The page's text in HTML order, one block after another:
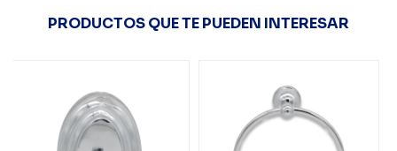
PRODUCTOS QUE TE PUEDEN INTERESAR